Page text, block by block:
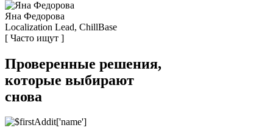
Яна Федорова
Localization Lead, ChillBase
[ Часто ищут ]
Проверенные решения,
которые выбирают
снова